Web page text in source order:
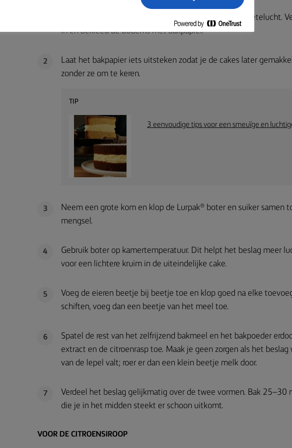
Verwarm de oven voor op 200°C / 180°C/gasstand 4 hetelucht.
in en bekleed de bodems met bakpapier.
2
Laat het bakpapier iets uitsteken zodat je de cakes later
zonder ze om te keren.
TIP
3 eenvoudige tips voor een smeuïge en
3
Neem een grote kom en klop de Lurpak® boter en suiker samen
mengsel.
4
Gebruik boter op kamertemperatuur. Dit helpt het beslag meer
voor een lichtere kruim in de uiteindelijke cake.
5
Voeg de eieren beetje bij beetje toe en klop goed na elke
schiften, voeg dan een beetje van het meel toe.
6
Spatel de rest van het zelfrijzend bakmeel en het bakpoeder
extract en de citroenrasp toe. Maak je geen zorgen als het
van de lepel valt; roer er dan een klein beetje melk door.
7
Verdeel het beslag gelijkmatig over de twee vormen. Bak 25–30
die je in het midden steekt er schoon uitkomt.
VOOR DE CITROENSIROOP